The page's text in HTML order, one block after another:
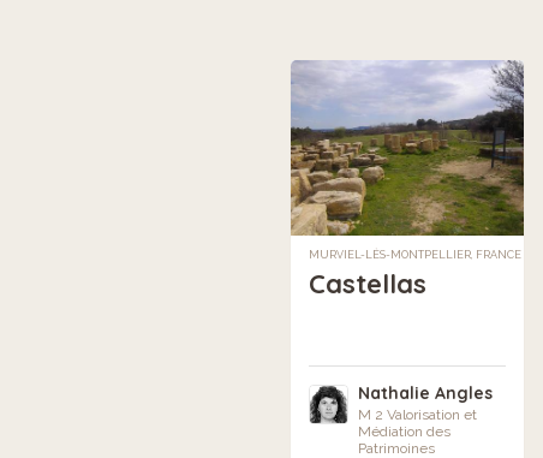
MURVIEL-LÈS-MONTPELLIER, FRANCE
Castellas
Nathalie Angles
M 2 Valorisation et
Médiation des
Patrimoines